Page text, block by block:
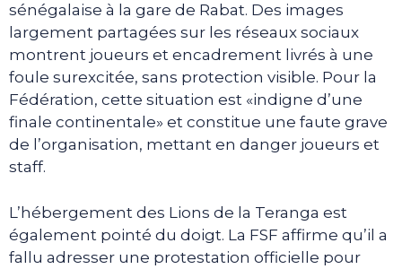
sénégalaise à la gare de Rabat. Des images
largement partagées sur les réseaux sociaux
montrent joueurs et encadrement livrés à une
foule surexcitée, sans protection visible. Pour la
Fédération, cette situation est «indigne d’une
finale continentale» et constitue une faute grave
de l’organisation, mettant en danger joueurs et
staff.
L’hébergement des Lions de la Teranga est
également pointé du doigt. La FSF affirme qu’il a
fallu adresser une protestation officielle pour